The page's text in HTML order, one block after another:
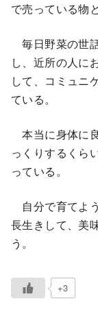
で売っている物
毎日野菜の世
し、近所の人に
して、コミュニ
ている。
本当に身体に
っくりするくら
っている。
自分で育てよ
長生きして、美
う。
+3